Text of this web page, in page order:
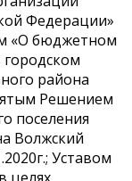
Федерации»
«О бюджетном
района
Решением
поселения
Волжский
Уставом